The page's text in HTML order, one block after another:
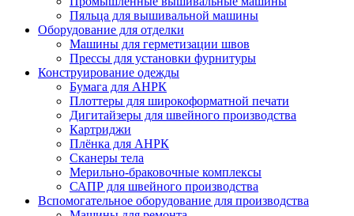
Пяльца для вышивальной машины
Оборудование для отделки
Машины для герметизации швов
Прессы для установки фурнитуры
Конструирование одежды
Бумага для АНРК
Плоттеры для широкоформатной печати
Дигитайзеры для швейного производства
Картриджи
Плёнка для АНРК
Сканеры тела
Мерильно-браковочные комплексы
САПР для швейного производства
Вспомогательное оборудование для производства